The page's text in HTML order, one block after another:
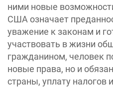
ними новые
США означает
уважение к законам и
участвовать в жизни
гражданином, человек
новые права, но и
страны, уплату налогов